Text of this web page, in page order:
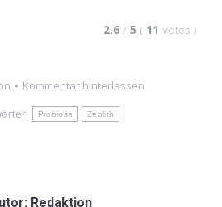
2.6 / 5 ( 11 votes )
Kommentar hinterlassen
Probiosa Zeolith
Redaktion